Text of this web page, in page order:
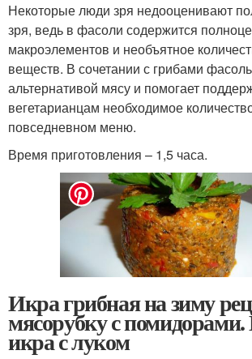
Некоторые люди зря недооценивают
зря, ведь в фасоли содержится
макроэлементов и необъятное
веществ. В сочетании с грибами
альтернативой мясу и помогает
вегетарианцам необходимое
повседневном меню.
Время приготовления – 1,5 часа.
Икра грибная на зиму
мясорубку с
икра с луком